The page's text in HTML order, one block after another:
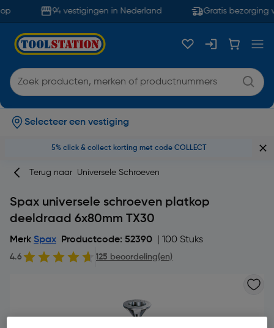
94 vestigingen in Nederland Gratis bezorging
Selecteer een vestiging
5% click & collect korting met code COLLECT
Terug naar Universele Schroeven
Spax universele schroeven platkop
deeldraad 6x80mm TX30
Merk Spax Productcode: 52390 | 100 Stuks
4.6 125 beoordeling(en)